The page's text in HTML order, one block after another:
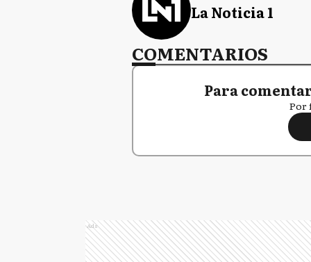
La Noticia 1
COMENTARIOS
Para
Por
Ads